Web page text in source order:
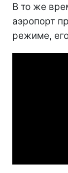
В то же
аэропорт
режиме,